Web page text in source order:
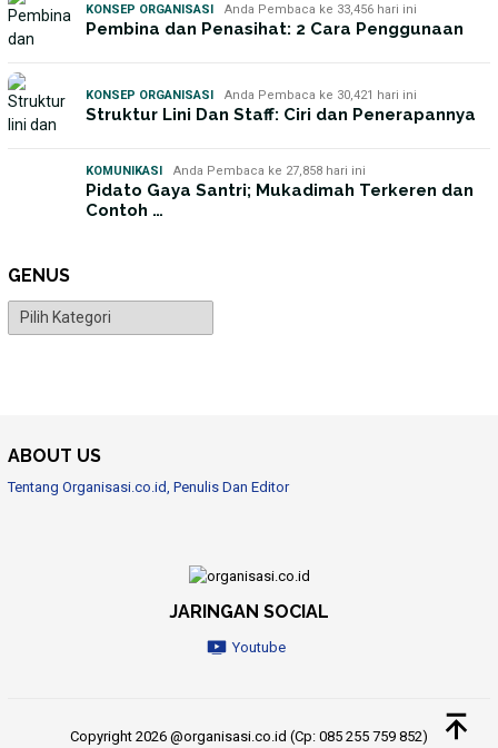
KONSEP ORGANISASI Anda Pembaca ke 33,456 hari ini
Pembina dan Penasihat: 2 Cara Penggunaan
KONSEP ORGANISASI Anda Pembaca ke 30,421 hari ini
Struktur Lini Dan Staff: Ciri dan Penerapannya
KOMUNIKASI Anda Pembaca ke 27,858 hari ini
Pidato Gaya Santri; Mukadimah Terkeren dan
Contoh …
GENUS
Genus
ABOUT US
Tentang Organisasi.co.id, Penulis Dan Editor
JARINGAN SOCIAL
Youtube
Copyright 2026 @organisasi.co.id (Cp: 085 255 759 852)